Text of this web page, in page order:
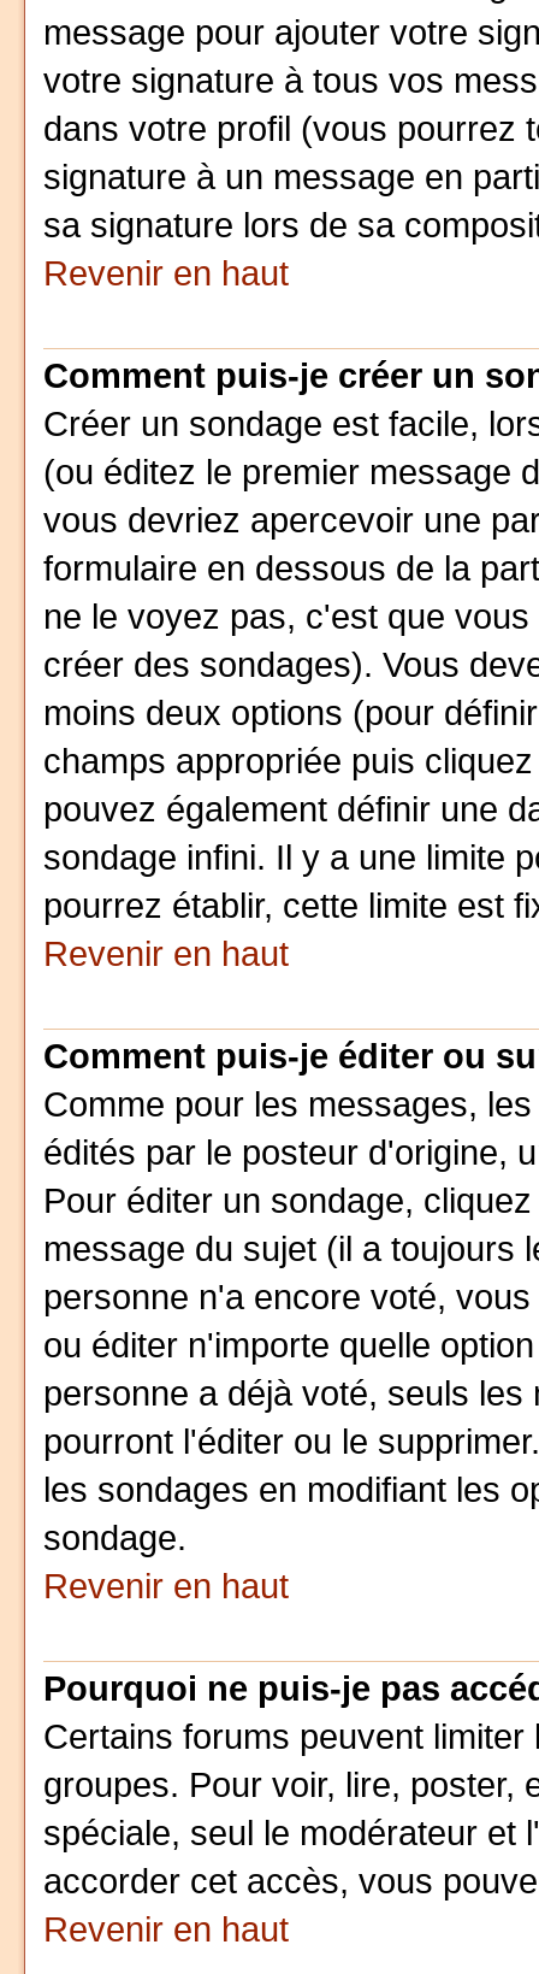
message pour ajouter votre
votre signature à tous vos
dans votre profil (vous pourrez
signature à un message en
sa signature lors de sa
Revenir en haut
Comment puis-je créer un
Créer un sondage est facile,
(ou éditez le premier message
vous devriez apercevoir une
formulaire en dessous de la
ne le voyez pas, c'est que
créer des sondages). Vous
moins deux options (pour
champs appropriée puis
pouvez également définir une
sondage infini. Il y a une limite
pourrez établir, cette limite est
Revenir en haut
Comment puis-je éditer ou
Comme pour les messages,
édités par le posteur d'origine,
Pour éditer un sondage,
message du sujet (il a toujours
personne n'a encore voté,
ou éditer n'importe quelle
personne a déjà voté, seuls
pourront l'éditer ou le
les sondages en modifiant les
sondage.
Revenir en haut
Pourquoi ne puis-je pas
Certains forums peuvent
groupes. Pour voir, lire, poster,
spéciale, seul le modérateur et
accorder cet accès, vous
Revenir en haut